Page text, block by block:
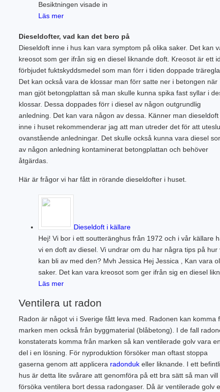
Besiktningen visade in
Läs mer
Dieseldofter, vad kan det bero på
Dieseldoft inne i hus kan vara symptom på olika saker. Det kan
kreosot som ger ifrån sig en diesel liknande doft. Kreosot är ett
förbjudet fuktskyddsmedel som man förr i tiden doppade
Det kan också vara de klossar man förr satte ner i betongen när
man gjöt betongplattan så man skulle kunna spika fast syllar i
klossar. Dessa doppades förr i diesel av någon outgrundlig
anledning. Det kan vara någon av dessa. Känner man dieseldoft
inne i huset rekommenderar jag att man utreder det för att
ovanstående anledningar. Det skulle också kunna vara diesel
av någon anledning kontaminerat betongplattan och behöver
åtgärdas.
Här är frågor vi har fått in rörande dieseldofter i huset.
Dieseldoft i källare
Hej! Vi bor i ett soutteränghus från 1972 och i vår källare
vi en doft av diesel. Vi undrar om du har några tips på hur
kan bli av med den? Mvh Jessica Hej Jessica , Kan vara
saker. Det kan vara kreosot som ger ifrån sig en diesel
Läs mer
Ventilera ut radon
Radon är något vi i Sverige fått leva med. Radonen kan komma
marken men också från byggmaterial (blåbetong). I de fall
konstaterats komma från marken så kan ventilerade golv vara
del i en lösning. För nyproduktion försöker man oftast stoppa
gaserna genom att applicera radonduk eller liknande. I ett
hus är detta lite svårare att genomföra på ett bra sätt så man vill
försöka ventilera bort dessa radongaser. Då är ventilerade golv